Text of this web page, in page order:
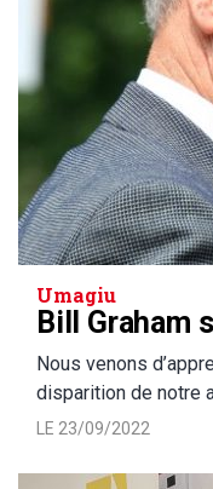
Umagiu
Bill Graham
Nous venons
disparition de notre
LE 23/09/2022